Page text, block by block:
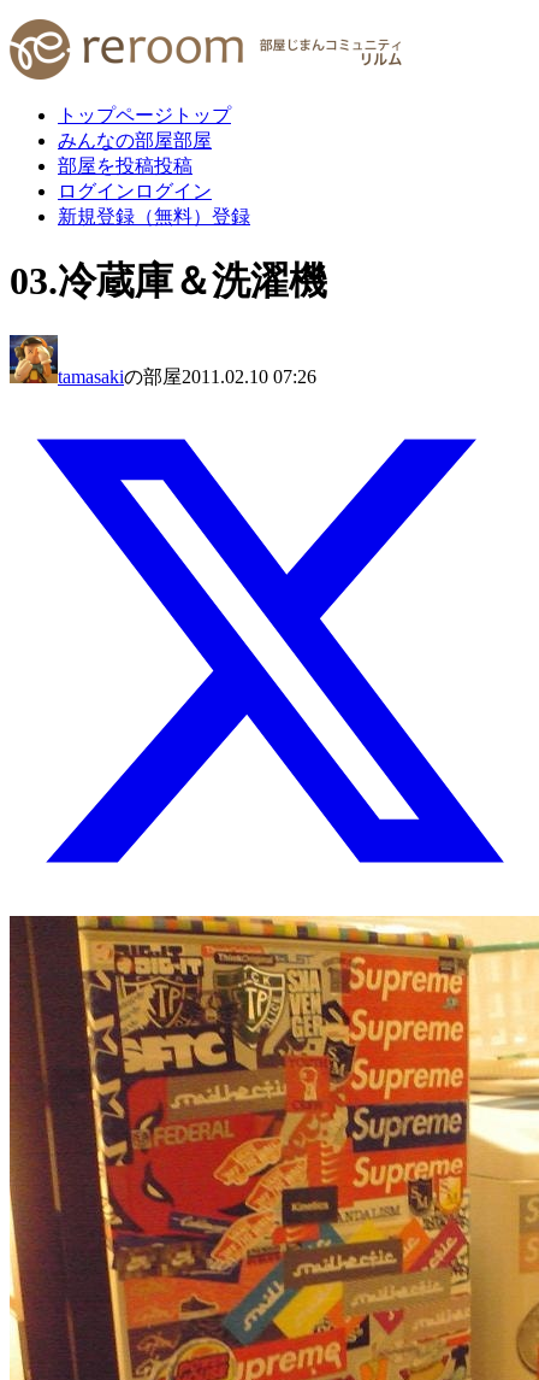
トップページ トップ
みんなの部屋部屋
部屋を投稿投稿
ログイン ログイン
新規登録（無料） 登録
03.冷蔵庫＆洗濯機
tamasakiの部屋2011.02.10 07:26